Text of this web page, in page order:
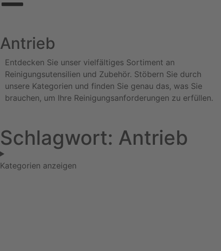
Antrieb
Entdecken Sie unser vielfältiges Sortiment an
Reinigungsutensilien und Zubehör. Stöbern Sie durch
unsere Kategorien und finden Sie genau das, was Sie
brauchen, um Ihre Reinigungsanforderungen zu erfüllen.
Schlagwort: Antrieb
Kategorien anzeigen